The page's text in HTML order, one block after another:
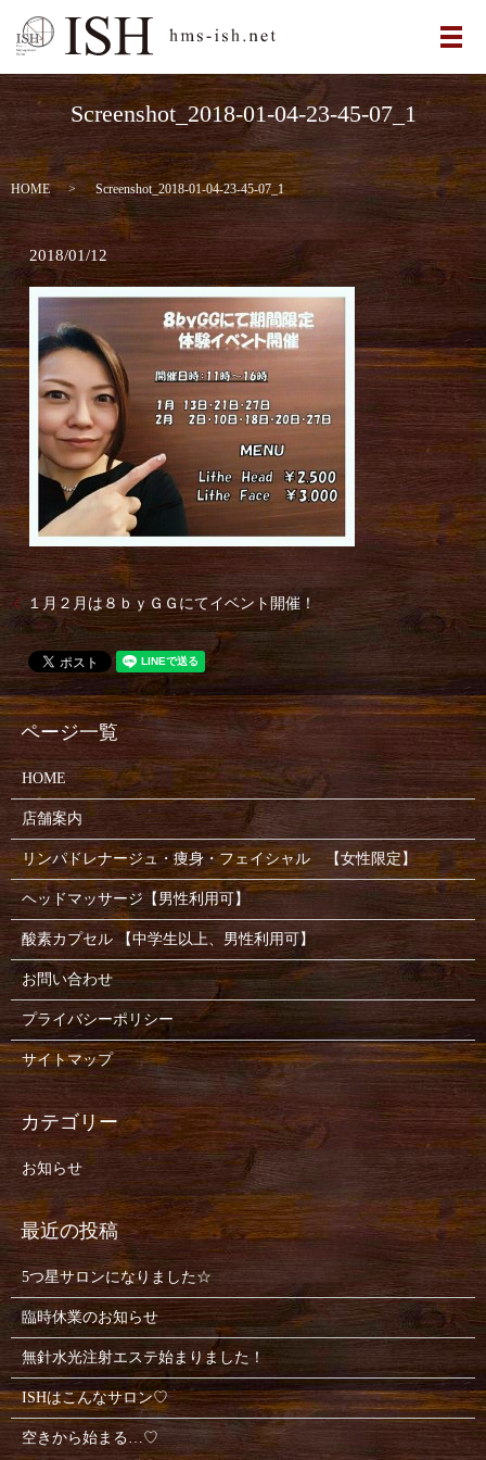
メ
Screenshot_2018-01-04-23-45-07_1
HOME Screenshot_2018-01-04-23-45-07_1
2018/01/12
１月２月は８ｂｙＧＧにてイベント開催！
HOME
店舗案内
リンパドレナージュ・痩身・フェイシャル 【女性限定】
ヘッドマッサージ【男性利用可】
酸素カプセル 【中学生以上、男性利用可】
お問い合わせ
プライバシーポリシー
サイトマップ
お知らせ
5つ星サロンになりました☆
臨時休業のお知らせ
無針水光注射エステ始まりました！
ISHはこんなサロン♡
空きから始まる…♡